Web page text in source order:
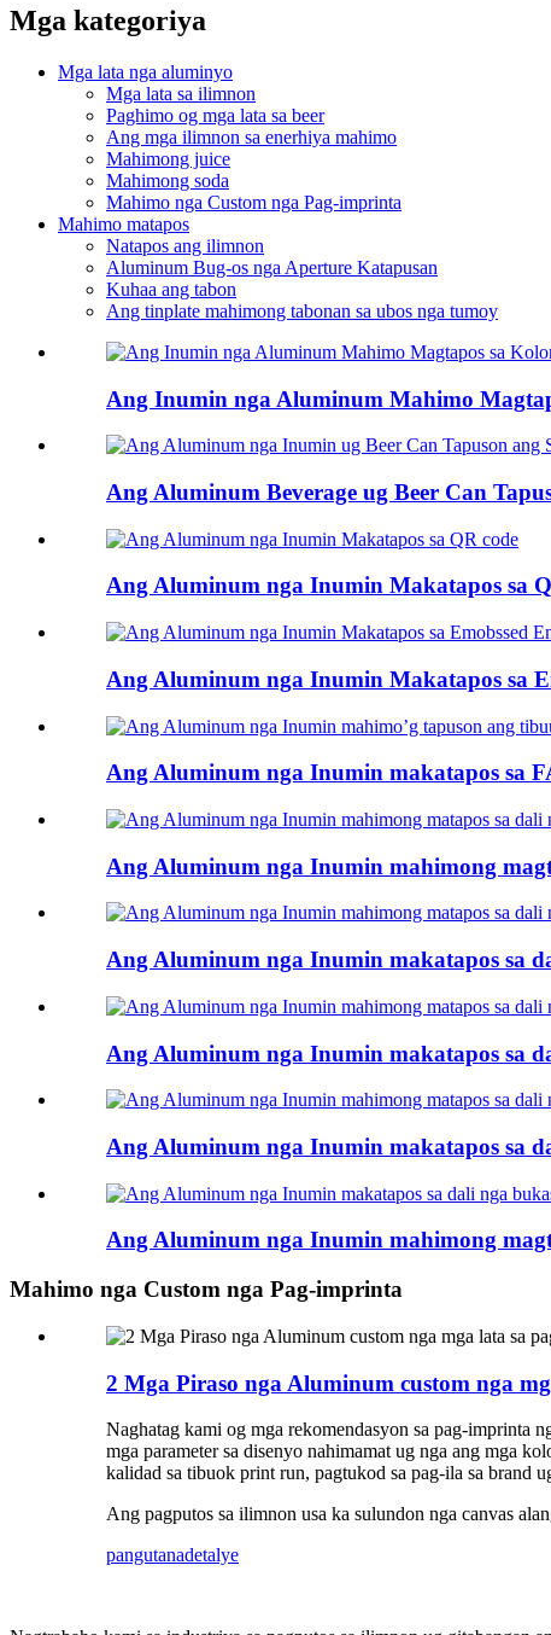
Mga kategoriya
Mga lata nga aluminyo
Mga lata sa ilimnon
Paghimo og mga lata sa beer
Ang mga ilimnon sa enerhiya mahimo
Mahimong juice
Mahimong soda
Mahimo nga Custom nga Pag-imprinta
Mahimo matapos
Natapos ang ilimnon
Aluminum Bug-os nga Aperture Katapusan
Kuhaa ang tabon
Ang tinplate mahimong tabonan sa ubos nga tumoy
Ang Inumin nga Aluminum Mahimo
Ang Aluminum Beverage ug Beer Can
Ang Aluminum nga Inumin Makatapos sa
Ang Aluminum nga Inumin Makatapos sa
Ang Aluminum nga Inumin makatapos sa
Ang Aluminum nga Inumin mahimong
Ang Aluminum nga Inumin makatapos sa
Ang Aluminum nga Inumin makatapos sa
Ang Aluminum nga Inumin makatapos sa
Ang Aluminum nga Inumin mahimong
Mahimo nga Custom nga Pag-imprinta
2 Mga Piraso nga Aluminum custom nga
Naghatag kami og mga rekomendasyon sa pag-imprinta
mga parameter sa disenyo nahimamat ug nga ang mga
kalidad sa tibuok print run, pagtukod sa pag-ila sa brand
Ang pagputos sa ilimnon usa ka sulundon nga canvas
pangutanadetalye